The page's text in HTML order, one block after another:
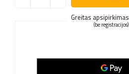
Greitas apsipirkimas
(be registracijos)